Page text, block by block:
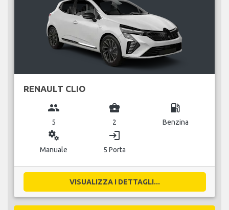
RENAULT CLIO
group
5
business_center
2
local_gas_station
Benzina
miscellaneous_services
Manuale
login
5 Porta
VISUALIZZA I DETTAGLI...